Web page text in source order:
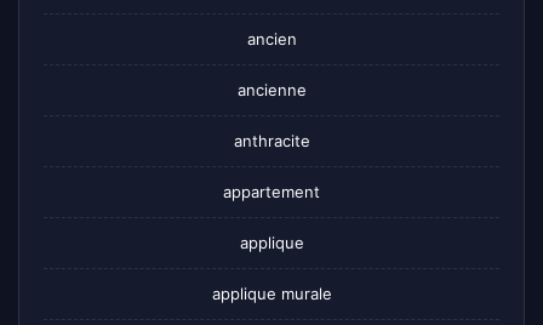
ancien
ancienne
anthracite
appartement
applique
applique murale